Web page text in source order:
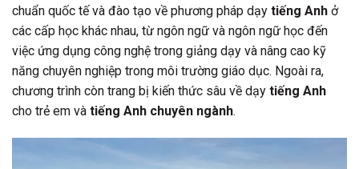
chuẩn quốc tế và đào tạo về phương pháp dạy tiếng Anh ở
các cấp học khác nhau, từ ngôn ngữ và ngôn ngữ học đến
việc ứng dụng công nghệ trong giảng dạy và nâng cao kỹ
năng chuyên nghiệp trong môi trường giáo dục. Ngoài ra,
chương trình còn trang bị kiến thức sâu về dạy tiếng Anh
cho trẻ em và tiếng Anh chuyên ngành.